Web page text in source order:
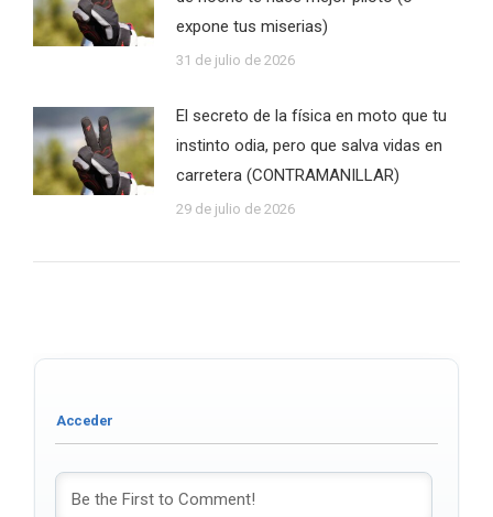
expone tus miserias)
31 de julio de 2026
El secreto de la física en moto que tu
instinto odia, pero que salva vidas en
carretera (CONTRAMANILLAR)
29 de julio de 2026